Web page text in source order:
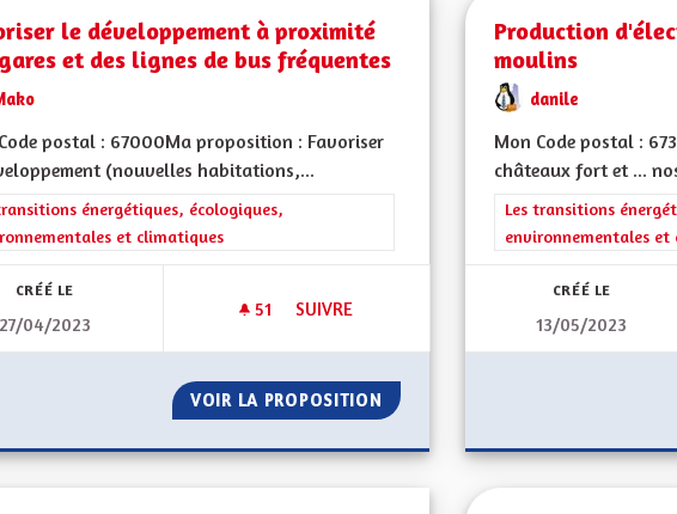
le développement à proximité
et des lignes de bus fréquentes
postal : 67000Ma proposition : Favoriser
(nouvelles habitations,...
les résultats de la catégorie : Les transitions énergétiques, écologiques,
énergétiques, écologiques,
et climatiques
CRÉÉ LE
27/04/2023
51 51 ABONNÉS
SUIVRE
FAVORISER LE DÉVELOPPEMENT À PROXIMITÉ
VOIR LA PROPOSITION FAVORISER LE DÉVELOPPEMENT
Production
moulins
danile
Mon Code postal :
châteaux fort et ...
Filtrer les résultats de
Les transitions
environnementales et
CRÉÉ LE
13/05/2023